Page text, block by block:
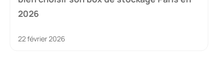
2026
22 février 2026